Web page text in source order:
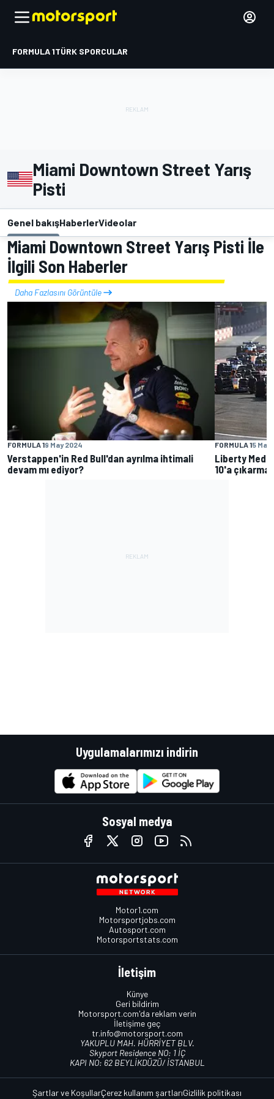
FORMULA 1TÜRK SPORCULAR
Miami Downtown Street Yarış
Pisti
Genel bakışHaberlerVideolar
Miami Downtown Street Yarış Pisti İle
İlgili Son Haberler
Daha Fazlasını Görüntüle
FORMULA 19 May 2024
Verstappen'in Red Bull'dan ayrılma ihtimali
devam mı ediyor?
FORMULA 15 May
Liberty
10'a
Uygulamalarımızı indirin
Sosyal medya
Motor1.com
Motorsportjobs.com
Autosport.com
Motorsportstats.com
İletişim
Künye
Geri bildirim
Motorsport.com'da reklam verin
İletişime geç
tr.info@motorsport.com
YAKUPLU MAH. HÜRRİYET BLV.
Skyport Residence NO: 1 İÇ
KAPI NO: 62 BEYLİKDÜZÜ/ İSTANBUL
Şartlar ve KoşullarÇerez kullanım şartlarıGizlilik politikası